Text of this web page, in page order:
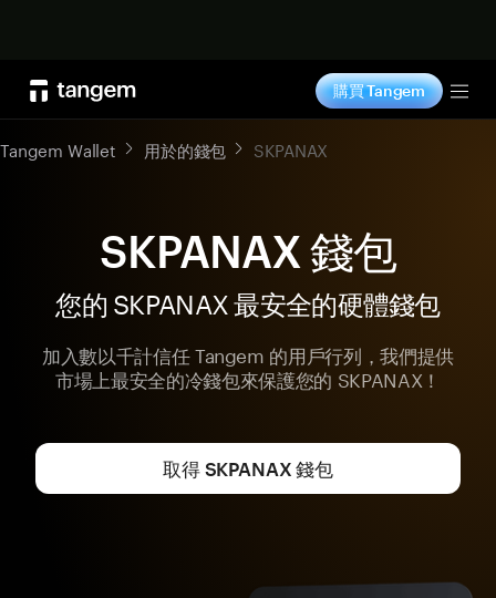
購買 Tangem
Tangem Wallet 用於的錢包 SKPANAX
SKPANAX 錢包
您的 SKPANAX 最安全的硬體錢包
加入數以千計信任 Tangem 的用戶行列，我們提供
市場上最安全的冷錢包來保護您的 SKPANAX！
取得 SKPANAX 錢包